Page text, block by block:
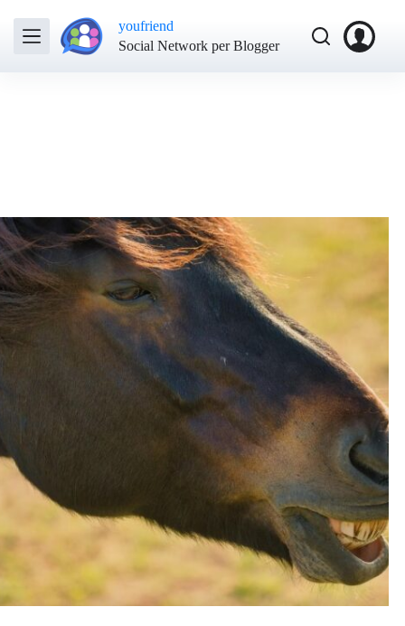
youfriend
Social Network per Blogger